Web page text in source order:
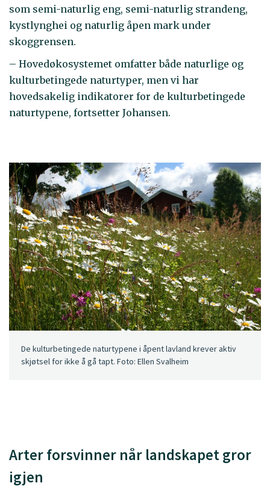
som semi-naturlig eng, semi-naturlig strandeng,
kystlynghei og naturlig åpen mark under
skoggrensen.
– Hovedøkosystemet omfatter både naturlige og
kulturbetingede naturtyper, men vi har
hovedsakelig indikatorer for de kulturbetingede
naturtypene, fortsetter Johansen.
De kulturbetingede naturtypene i åpent lavland krever aktiv
skjøtsel for ikke å gå tapt. Foto: Ellen Svalheim
Arter forsvinner når landskapet gror
igjen